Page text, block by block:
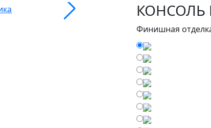
КОНСОЛЬ
Финишная